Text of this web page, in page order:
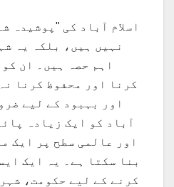
اسلام آباد کی "پوشیدہ
نہیں ہیں، بلکہ یہ
اہم حصہ ہیں۔ ان
کرنا اور محفوظ کرنا
اور بہبود کے لیے
آباد کو ایک زیادہ
اور عالمی سطح پر ایک
بنا سکتا ہے۔ یہ ایک
کرنے کے لیے حکومت،